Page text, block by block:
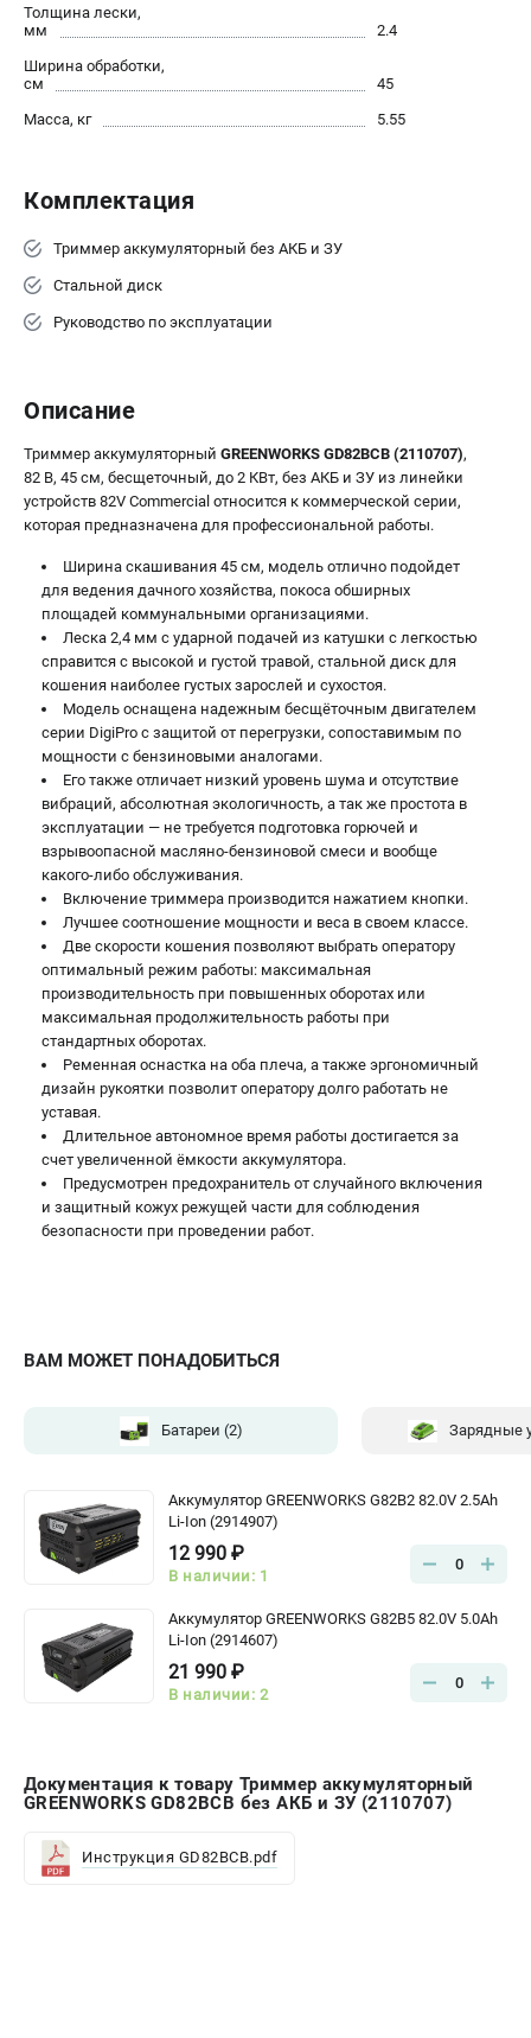
Бонусная программа
Пользовательское соглашение
Воздуходувки
Газонокосилки
Кусторезы
Мойки АВД
Снегоуборщики
ЭЛЕКТРОИНСТРУМЕНТ
Гайковерты
Префораторы
Пилы сабельные
Пилы циркулярные
Пылесосы аккумуляторные
Реноваторы
Фонари
Шлифмашины орбитальные
Шлифмашины угловые
Шуруповерты
АКСЕССУАРЫ
Аккумуляторные батареи
Зарядные устройства
Принадлежности для цепных пил
Принадлежности для триммеров
Принадлежности для газонокосилок
+7 (812) 336-63-08
Информация размещённая на сайте не является публичной
офертой.
проспект Александровской Фермы, 29АЛ
ЗАКАЗ ЗАПЧАСТЕЙ
zakaz@gworks-market.ru
ВАМ МОЖЕТ ПОНАДОБИТЬСЯ
Батареи (2) Зарядные
Аккумулятор GREENWORKS G82B2 82.0V 2.5Ah
Li-Ion (2914907)
12 990 ₽
В наличии: 1
0
Аккумулятор GREENWORKS G82B5 82.0V 5.0Ah
Li-Ion (2914607)
21 990 ₽
В наличии: 2
0
Толщина лески,
мм
2.4
Ширина обработки,
см
45
Масса, кг
5.55
Комплектация
Триммер аккумуляторный без АКБ и ЗУ
Стальной диск
Руководство по эксплуатации
Описание
Триммер аккумуляторный GREENWORKS GD82BCB (2110707),
82 В, 45 см, бесщеточный, до 2 КВт, без АКБ и ЗУ из линейки
устройств 82V Commercial относится к коммерческой серии,
которая предназначена для профессиональной работы.
Ширина скашивания 45 см, модель отлично подойдет
для ведения дачного хозяйства, покоса обширных
площадей коммунальными организациями.
Леска 2,4 мм с ударной подачей из катушки с легкостью
справится с высокой и густой травой, стальной диск для
кошения наиболее густых зарослей и сухостоя.
Модель оснащена надежным бесщёточным двигателем
серии DigiPro с защитой от перегрузки, сопоставимым по
мощности с бензиновыми аналогами.
Его также отличает низкий уровень шума и отсутствие
вибраций, абсолютная экологичность, а так же простота в
эксплуатации — не требуется подготовка горючей и
взрывоопасной масляно-бензиновой смеси и вообще
какого-либо обслуживания.
Включение триммера производится нажатием кнопки.
Лучшее соотношение мощности и веса в своем классе.
Две скорости кошения позволяют выбрать оператору
оптимальный режим работы: максимальная
производительность при повышенных оборотах или
максимальная продолжительность работы при
стандартных оборотах.
Ременная оснастка на оба плеча, а также эргономичный
дизайн рукоятки позволит оператору долго работать не
уставая.
Длительное автономное время работы достигается за
счет увеличенной ёмкости аккумулятора.
Предусмотрен предохранитель от случайного включения
и защитный кожух режущей части для соблюдения
безопасности при проведении работ.
Документация к товару Триммер аккумуляторный
GREENWORKS GD82BCB без АКБ и ЗУ (2110707)
Инструкция GD82BCB.pdf